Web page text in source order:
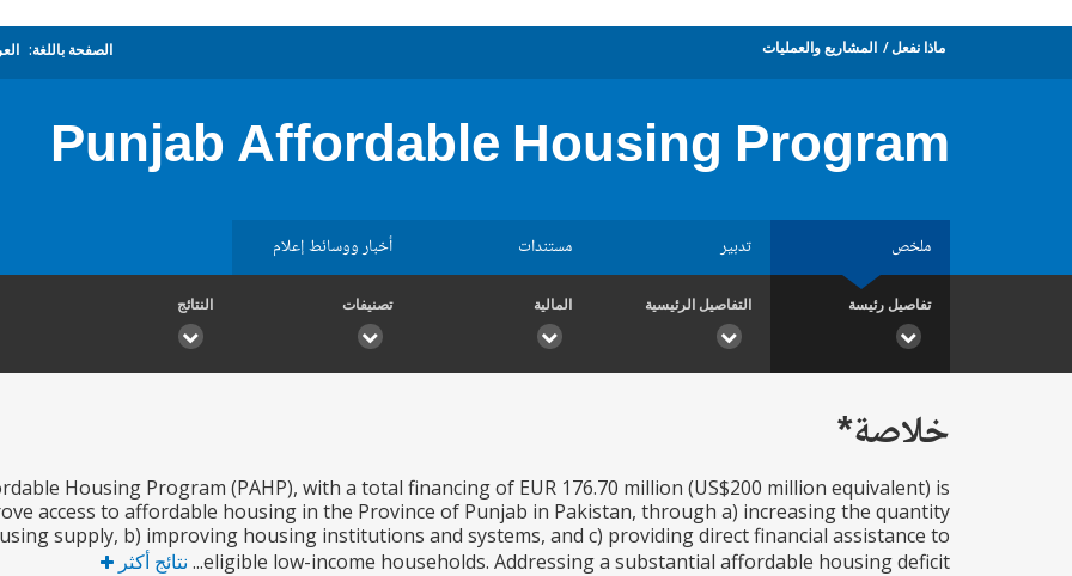
ماذا نفعل المشاريع والعمليات الصفحة باللغة:
Punjab Affordable Housing Program
ملخص تدبير مستندات أخبار ووسائط إعلام
تفاصيل رئيسة التفاصيل الرئيسية المالية تصنيفات النتائج
خلاصة*
Housing Program (PAHP), with a total financing of EUR 176.70 million (US$200 million equivalent) is
access to affordable housing in the Province of Punjab in Pakistan, through a) increasing the quantity
supply, b) improving housing institutions and systems, and c) providing direct financial assistance to
eligible low-income households. Addressing a substantial affordable housing deficit...
نتائج أكثر